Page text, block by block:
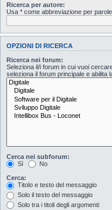
Ricerca per autore:
Usa * come abbreviazione per parole
OPZIONI DI RICERCA
Ricerca nei forum:
Seleziona il/i forum in cui vuoi
seleziona il forum principale e abilita
Cerca nei subforum:
Sì
No
Cerca:
Titolo e testo del messaggio
Solo il testo del messaggio
Solo tra i titoli degli argomenti